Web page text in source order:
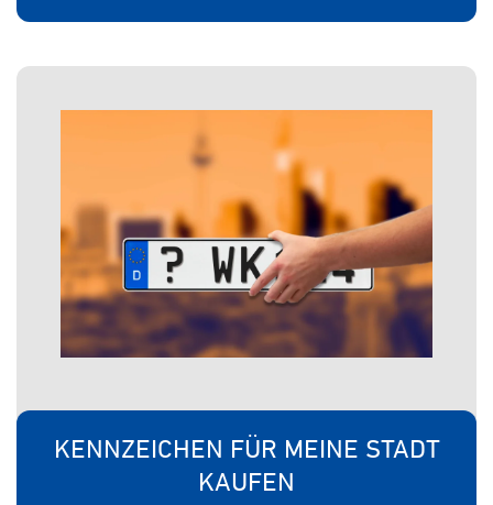
KENNZEICHEN FÜR MEINE STADT
KAUFEN